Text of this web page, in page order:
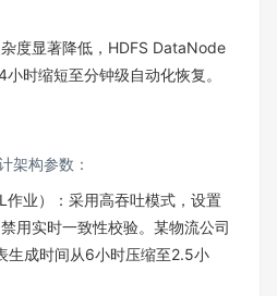
杂度显著降低，HDFS DataNode
时缩短至分钟级自动化恢复。
架构参数：
作业）：采用高吞吐模式，设置
用实时一致性校验。某物流公司
生成时间从6小时压缩至2.5小